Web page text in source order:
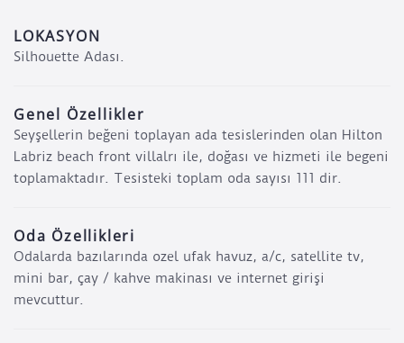
LOKASYON
Silhouette Adası.
Genel Özellikler
Seyşellerin beğeni toplayan ada tesislerinden olan Hilton
Labriz beach front villalrı ile, doğası ve hizmeti ile begeni
toplamaktadır. Tesisteki toplam oda sayısı 111 dir.
Oda Özellikleri
Odalarda bazılarında ozel ufak havuz, a/c, satellite tv,
mini bar, çay / kahve makinası ve internet girişi
mevcuttur.